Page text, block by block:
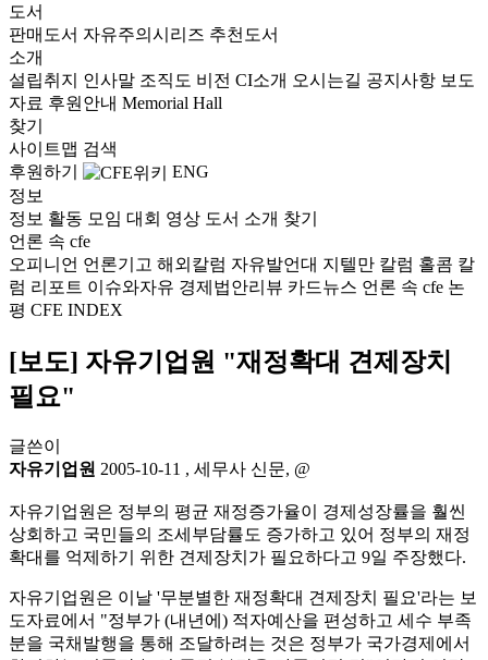
도서
판매도서 자유주의시리즈 추천도서
소개
설립취지 인사말 조직도 비전 CI소개 오시는길 공지사항 보도
자료 후원안내 Memorial Hall
찾기
사이트맵 검색
후원하기
ENG
정보
정보 활동 모임 대회 영상 도서 소개 찾기
언론 속 cfe
오피니언 언론기고 해외칼럼 자유발언대 지텔만 칼럼 홀콤 칼
럼 리포트 이슈와자유 경제법안리뷰 카드뉴스 언론 속 cfe 논
평 CFE INDEX
[보도] 자유기업원 "재정확대 견제장치
필요"
글쓴이
자유기업원 2005-10-11 , 세무사 신문, @
자유기업원은 정부의 평균 재정증가율이 경제성장률을 훨씬
상회하고 국민들의 조세부담률도 증가하고 있어 정부의 재정
확대를 억제하기 위한 견제장치가 필요하다고 9일 주장했다.
자유기업원은 이날 '무분별한 재정확대 견제장치 필요'라는 보
도자료에서 "정부가 (내년에) 적자예산을 편성하고 세수 부족
분을 국채발행을 통해 조달하려는 것은 정부가 국가경제에서